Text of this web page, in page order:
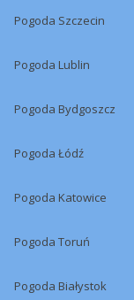
Pogoda Szczecin
Pogoda Lublin
Pogoda Bydgoszcz
Pogoda Łódź
Pogoda Katowice
Pogoda Toruń
Pogoda Białystok